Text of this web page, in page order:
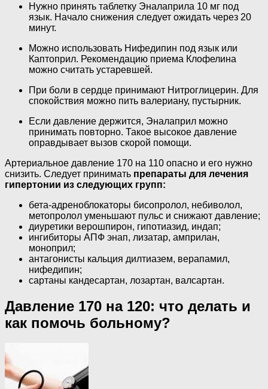
Нужно принять таблетку Эналаприла 10 мг под
язык. Начало снижения следует ожидать через 20
минут.
Можно использовать Нифедипин под язык или
Каптоприл. Рекомендацию приема Клофелина
можно считать устаревшей.
При боли в сердце принимают Нитроглицерин. Для
спокойствия можно пить валериану, пустырник.
Если давление держится, Эналаприл можно
принимать повторно. Такое высокое давление
оправдывает вызов скорой помощи.
Артериальное давление 170 на 110 опасно и его нужно
снизить. Следует принимать препараты для лечения
гипертонии из следующих групп:
бета-адреноблокаторы бисопролол, небиволол,
метопролол уменьшают пульс и снижают давление;
диуретики верошпирон, гипотиазид, индап;
ингибиторы АПФ энап, лизатар, амприлан,
моноприл;
антагонисты кальция дилтиазем, верапамил,
нифедипин;
сартаны кандесартан, лозартан, валсартан.
Давление 170 на 120: что делать и
как помочь больному?